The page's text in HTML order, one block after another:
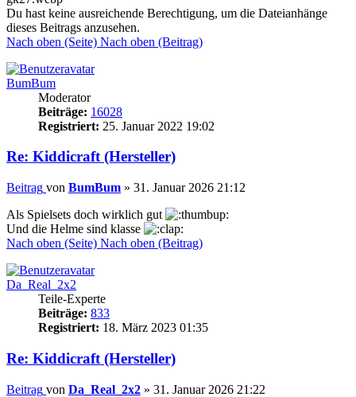
Du hast keine ausreichende Berechtigung, um die Dateianhänge
dieses Beitrags anzusehen.
Nach oben (Seite) Nach oben (Beitrag)
BumBum
Moderator
Beiträge: 16028
Registriert: 25. Januar 2022 19:02
Re: Kiddicraft (Hersteller)
Beitrag von BumBum » 31. Januar 2026 21:12
Als Spielsets doch wirklich gut
Und die Helme sind klasse
Nach oben (Seite) Nach oben (Beitrag)
Da_Real_2x2
Teile-Experte
Beiträge: 833
Registriert: 18. März 2023 01:35
Re: Kiddicraft (Hersteller)
Beitrag von Da_Real_2x2 » 31. Januar 2026 21:22